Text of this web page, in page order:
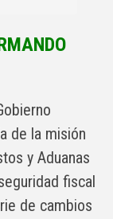
de la misión
y Aduanas
fiscal
de cambios